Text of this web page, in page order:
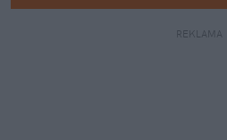
REKLAMA